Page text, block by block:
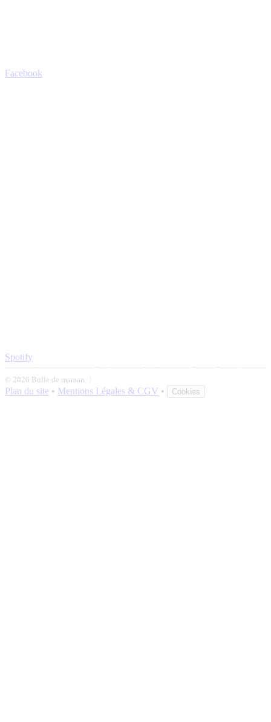
Facebook
Spotify
© 2026 Bulle de maman 〉
Plan du site • Mentions Légales & CGV • Cookies